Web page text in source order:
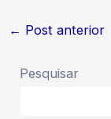
← Post anterior
Pesquisar